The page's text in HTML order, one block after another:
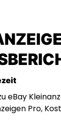
eBay
Pro,